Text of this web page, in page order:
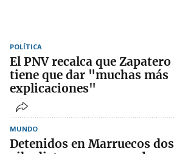
POLÍTICA
El PNV recalca que Zapatero
tiene que dar "muchas más
explicaciones"
MUNDO
Detenidos en Marruecos dos